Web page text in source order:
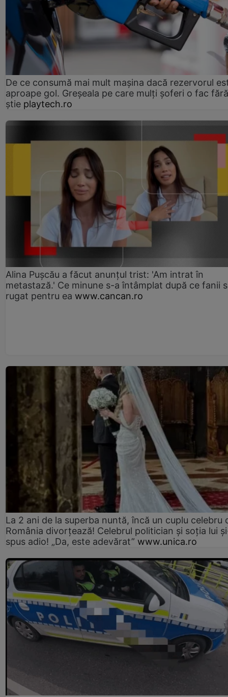
De ce consumă mai mult mașina dacă rezervorul
aproape gol. Greșeala pe care mulți șoferi o fac
știe playtech.ro
Alina Pușcău a făcut anunțul trist: 'Am intrat în
metastază.' Ce minune s-a întâmplat după ce fanii
rugat pentru ea www.cancan.ro
La 2 ani de la superba nuntă, încă un cuplu celebru
România divorțează! Celebrul politician și soția lui
spus adio! „Da, este adevărat” www.unica.ro